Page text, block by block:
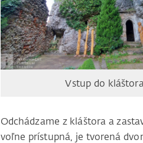
Vstup do kláštora
Odchádzame z kláštora a
voľne prístupná, je tvorená